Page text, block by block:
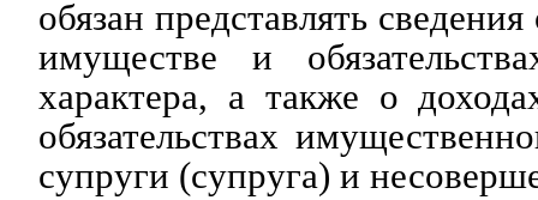
обязан представлять
имуществе и
характера, а также о
обязательствах
супруги (супруга) и